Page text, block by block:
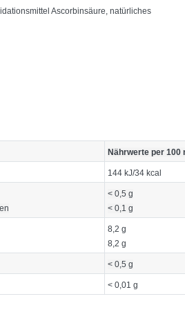
Ascorbinsäure, natürliches
Nährwerte per 100
144 kJ/34 kcal
< 0,5 g
< 0,1 g
8,2 g
8,2 g
< 0,5 g
< 0,01 g